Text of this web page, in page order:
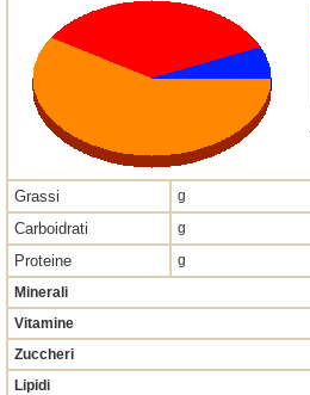
Grassi g
Carboidrati g
Proteine g
Minerali
Vitamine
Zuccheri
Lipidi